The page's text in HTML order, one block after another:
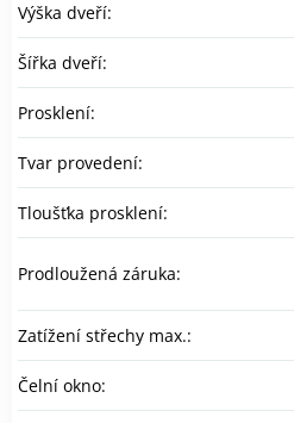
Výška dveří:
Šířka dveří:
Prosklení:
Tvar provedení:
Tloušťka prosklení:
Prodloužená záruka:
Zatížení střechy max.:
Čelní okno: